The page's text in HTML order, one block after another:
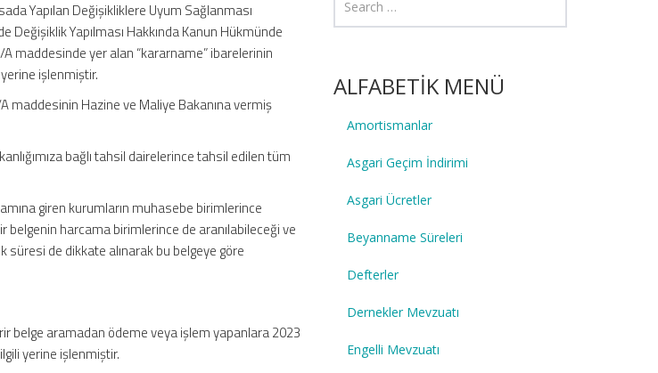
Yapılan Değişikliklere Uyum Sağlanması
Değişiklik Yapılması Hakkında Kanun Hükmünde
maddesinde yer alan “kararname” ibarelerinin
işlenmiştir.
maddesinin Hazine ve Maliye Bakanına vermiş
bağlı tahsil dairelerince tahsil edilen tüm
giren kurumların muhasebe birimlerince
belgenin harcama birimlerince de aranılabileceği ve
süresi de dikkate alınarak bu belgeye göre
belge aramadan ödeme veya işlem yapanlara 2023
yerine işlenmiştir.
ALFABETİK MENÜ
Amortismanlar
Asgari Geçim İndirimi
Asgari Ücretler
Beyanname Süreleri
Defterler
Dernekler Mevzuatı
Engelli Mevzuatı